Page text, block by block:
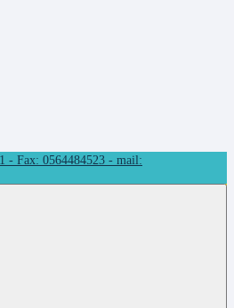
- Fax: 0564484523 - mail: